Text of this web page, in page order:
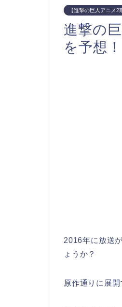
【進撃の巨人アニメ2
進撃の
を予想！
2016年に放送
ょうか？
原作通りに展